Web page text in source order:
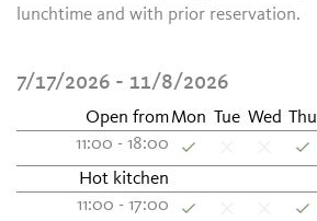
lunchtime and with prior reservation.
7/17/2026 - 11/8/2026
Open fromMon Tue Wed Thu
11:00 - 18:00
Hot kitchen
11:00 - 17:00